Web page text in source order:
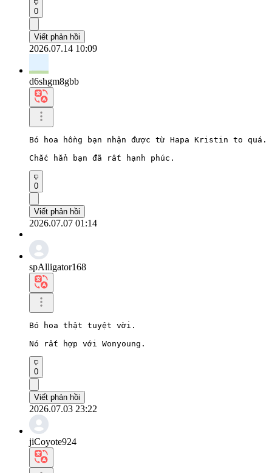
0
Viết phản hồi
2026.07.14 10:09
d6shgm8gbb
Bó hoa hồng bạn nhận được từ Hapa Kristin to quá.
Chắc hẳn bạn đã rất hạnh phúc.
0
Viết phản hồi
2026.07.07 01:14
spAlligator168
Bó hoa thật tuyệt vời.
Nó rất hợp với Wonyoung.
0
Viết phản hồi
2026.07.03 23:22
jiCoyote924